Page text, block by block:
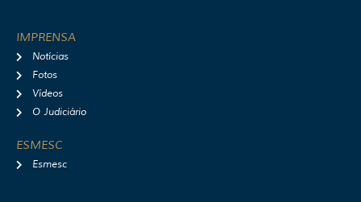
IMPRENSA
Notícias
Fotos
Vídeos
O Judiciário
ESMESC
Esmesc